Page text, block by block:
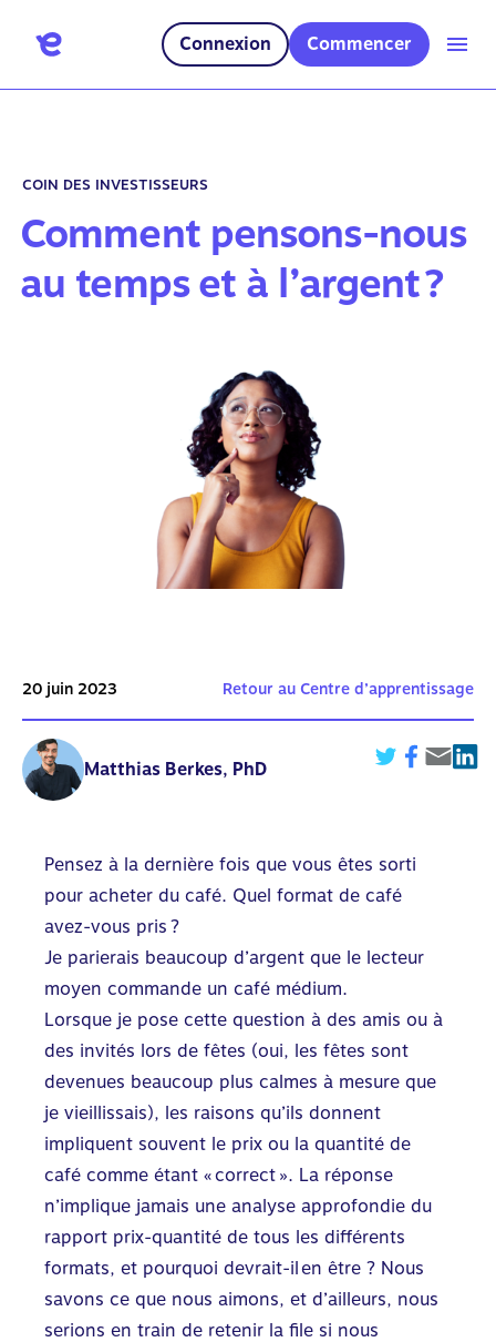
Connexion Commencer
COIN DES INVESTISSEURS
Comment pensons-nous
au temps et à l’argent ?
20 juin 2023 Retour au Centre d’apprentissage
Matthias Berkes, PhD
Pensez à la dernière fois que vous êtes sorti
pour acheter du café. Quel format de café
avez-vous pris ?
Je parierais beaucoup d’argent que le lecteur
moyen commande un café médium.
Lorsque je pose cette question à des amis ou à
des invités lors de fêtes (oui, les fêtes sont
devenues beaucoup plus calmes à mesure que
je vieillissais), les raisons qu’ils donnent
impliquent souvent le prix ou la quantité de
café comme étant « correct ». La réponse
n’implique jamais une analyse approfondie du
rapport prix-quantité de tous les différents
formats, et pourquoi devrait-il en être ? Nous
savons ce que nous aimons, et d’ailleurs, nous
serions en train de retenir la file si nous